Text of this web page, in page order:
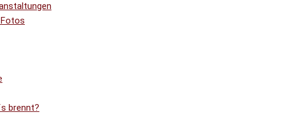
brennt?